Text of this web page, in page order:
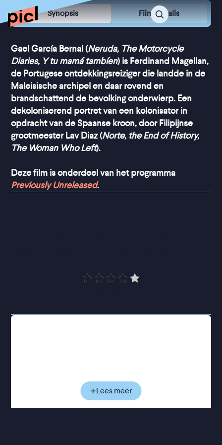
Synopsis Film Details
Gael García Bernal (Neruda, The Motorcycle
Diaries, Y tu mamá tambíen) is Ferdinand Magellan,
de Portugese ontdekkingsreiziger die landde in de
Maleisische archipel en daar rovend en
brandschattend de bevolking onderwierp. Een
dekoloniserend portret van een kolonisator in
opdracht van de Spaanse kroon, door Filipijnse
grootmeester Lav Diaz (Norte, the End of History,
The Woman Who Left).
Deze film is onderdeel van het programma
Previously Unreleased.
1511: Magellan landt op Malakka, een van de
heeft de ambitieuze Magellan getrotseerd. Nu is
het tijd om fortuin te rapen. Wat volgt is een
nietsontziende verovering en rooftocht door de
Lees meer